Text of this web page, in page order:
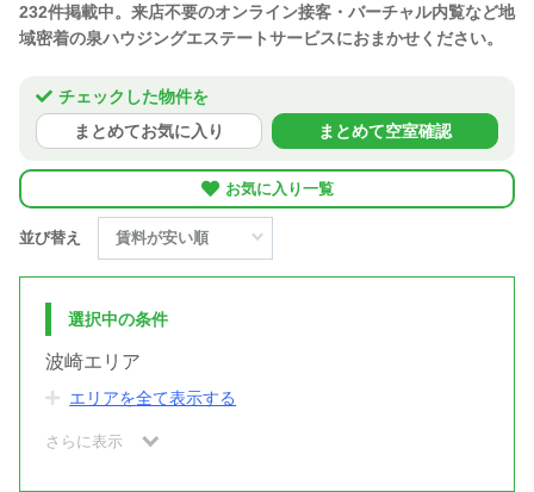
232件掲載中。来店不要のオンライン接客・バーチャル内覧など地
域密着の泉ハウジングエステートサービスにおまかせください。
チェックした物件を
まとめてお気に入り
まとめて空室確認
お気に入り一覧
並び替え
選択中の条件
波崎エリア
エリアを全て表示する
さらに表示